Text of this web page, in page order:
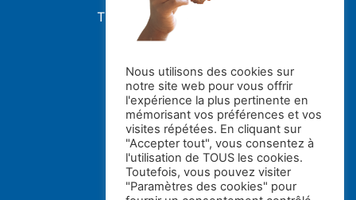
TRAVAILLER AVEC NOUS ?
STAGES
Avec le soutien de la
Nous utilisons des cookies sur
notre site web pour vous offrir
l'expérience la plus pertinente en
mémorisant vos préférences et vos
visites répétées. En cliquant sur
"Accepter tout", vous consentez à
l'utilisation de TOUS les cookies.
Toutefois, vous pouvez visiter
"Paramètres des cookies" pour